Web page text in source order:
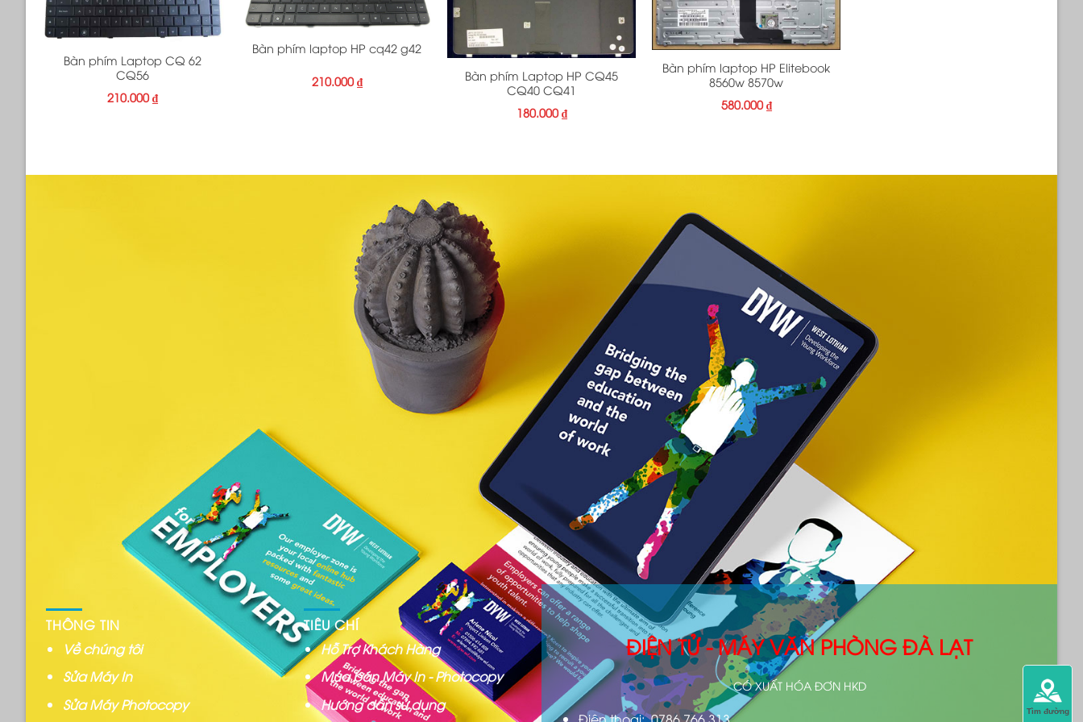
+
Bàn phím Laptop CQ 62
CQ56
210.000₫
+
Bàn phím laptop HP cq42 g42
210.000₫
+
Bàn phím Laptop HP CQ45
CQ40 CQ41
180.000₫
+
Bàn phím laptop HP Elitebook
8560w 8570w
580.000₫
THÔNG TIN
Về chúng tôi
Sửa Máy In
Sửa Máy Photocopy
TIÊU CHÍ
Hỗ Trợ Khách Hàng
Mua bán Máy In - Photocopy
Hướng dẫn sử dụng
ĐIỆN TỬ - MÁY VĂN PHÒNG ĐÀ LẠT
CÓ XUẤT HÓA ĐƠN HKD
Tìm đường